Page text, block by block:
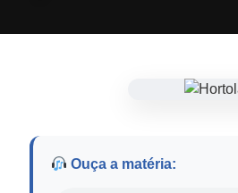
Ouça a matéria: